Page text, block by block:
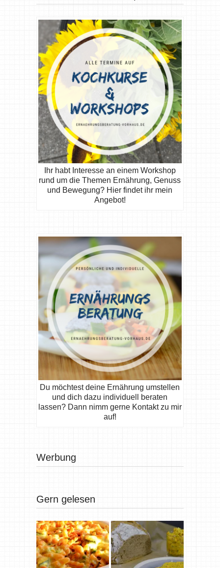
Ihr habt Interesse an einem Workshop
rund um die Themen Ernährung, Genuss
und Bewegung? Hier findet ihr mein
Angebot!
Du möchtest deine Ernährung umstellen
und dich dazu individuell beraten
lassen? Dann nimm gerne Kontakt zu mir
auf!
Werbung
Gern gelesen